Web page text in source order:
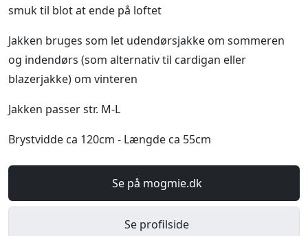
smuk til blot at ende på loftet
Jakken bruges som let udendørsjakke om sommeren
og indendørs (som alternativ til cardigan eller
blazerjakke) om vinteren
Jakken passer str. M-L
Brystvidde ca 120cm - Længde ca 55cm
Se på mogmie.dk
Se profilside